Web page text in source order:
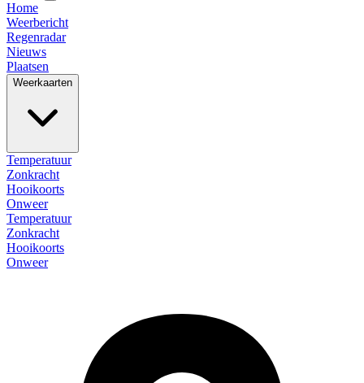
Home
Weerbericht
Regenradar
Nieuws
Plaatsen
Weerkaarten
Temperatuur
Zonkracht
Hooikoorts
Onweer
Temperatuur
Zonkracht
Hooikoorts
Onweer